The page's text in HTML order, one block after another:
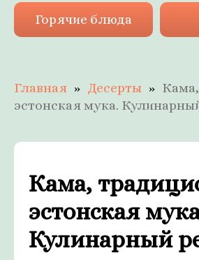
Горячие блюда
Главная Десерты
эстонская мука.
Кама,
эстонская
Кулинарный